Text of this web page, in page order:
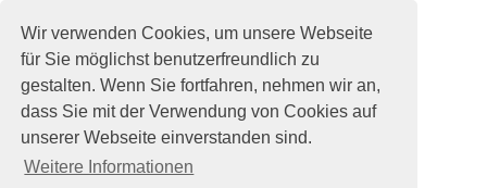
Wir verwenden Cookies, um unsere Webseite
für Sie möglichst benutzerfreundlich zu
gestalten. Wenn Sie fortfahren, nehmen wir an,
dass Sie mit der Verwendung von Cookies auf
unserer Webseite einverstanden sind.
Weitere Informationen